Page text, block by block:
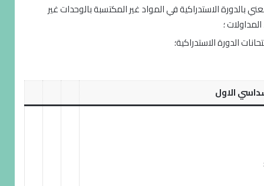
بالدورة الاستدراكية في المواد غير المكتسبة بالوحدات غير
؛
الدورة الاستدراكية؛
الاول